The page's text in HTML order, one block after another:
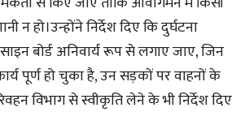
न हो।उन्होंने निर्देश दिए कि दुर्घटना
बोर्ड अनिवार्य रूप से लगाए जाए, जिन
पूर्ण हो चुका है, उन सड़कों पर वाहनों के
विभाग से स्वीकृति लेने के भी निर्देश दिए